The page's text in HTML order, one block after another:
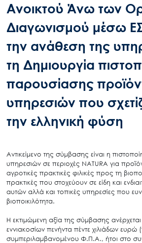
Ανοικτού Άνω των
Διαγωνισμού μέσω
την ανάθεση της
τη Δημιουργία
παρουσίασης
υπηρεσιών που
την ελληνική φύση
Αντικείμενο της σύμβασης είναι η
υπηρεσιών σε περιοχές NATURA για
αγροτικές πρακτικές φιλικές προς τη
πρακτικές που στοχεύουν σε είδη και
αυτών αλλά και τοπικές υπηρεσίες που
βιοποικιλότητα.
Η εκτιμώμενη αξία της σύμβασης
εννιακοσίων πενήντα πέντε χιλιάδων ευρώ
συμπεριλαμβανομένου Φ.Π.Α., ήτοι στο